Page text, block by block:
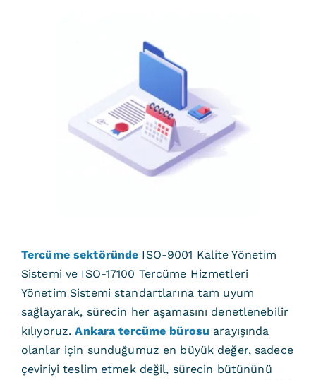
Tercüme sektöründe ISO-9001 Kalite Yönetim
Sistemi ve ISO-17100 Tercüme Hizmetleri
Yönetim Sistemi standartlarına tam uyum
sağlayarak, sürecin her aşamasını denetlenebilir
kılıyoruz.Ankara tercüme bürosu arayışında
olanlar için sunduğumuz en büyük değer, sadece
çeviriyi teslim etmek değil, sürecin bütününü